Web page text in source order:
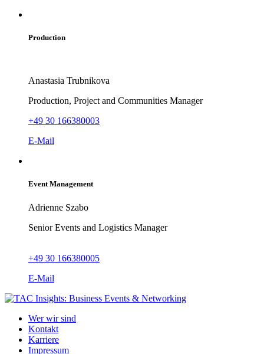
Production
Anastasia Trubnikova
Production, Project and Communities Manager
+49 30 166380003
E-Mail
Event Management
Adrienne Szabo
Senior Events and Logistics Manager
+49 30 166380005
E-Mail
Wer wir sind
Kontakt
Karriere
Impressum